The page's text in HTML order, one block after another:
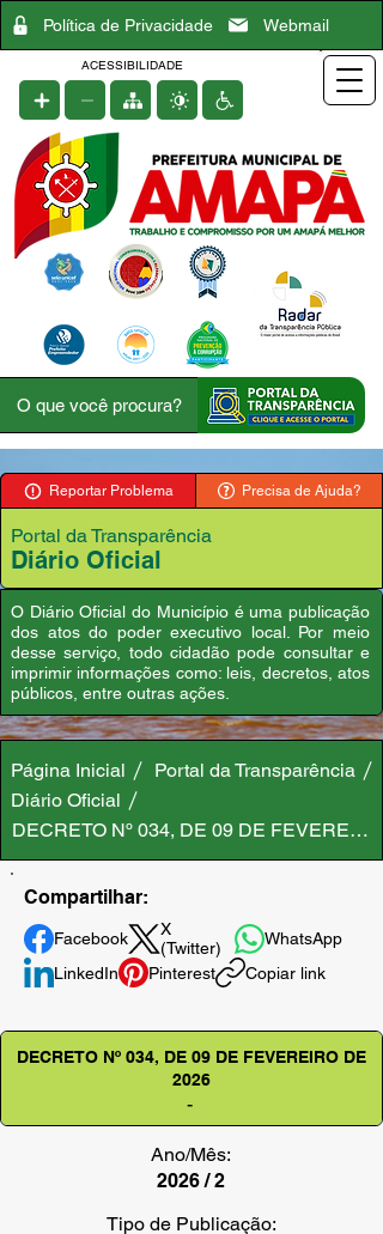
Política de Privacidade Webmail
ACESSIBILIDADE
Reportar Problema Precisa de Ajuda?
Portal da Transparência
Diário Oficial
O Diário Oficial do Município é uma publicação
dos atos do poder executivo local. Por meio
desse serviço, todo cidadão pode consultar e
imprimir informações como: leis, decretos, atos
públicos, entre outras ações.
Página Inicial
Portal da Transparência
Diário Oficial
DECRETO Nº 034, DE 09 DE FEVEREIRO
Compartilhar:
Facebook
X
(Twitter)
WhatsApp
LinkedIn
Pinterest Copiar link
DECRETO Nº 034, DE 09 DE FEVEREIRO DE
2026
-
Ano/Mês:
2026 / 2
Tipo de Publicação: